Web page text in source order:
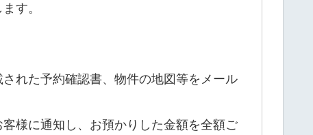
す。
れた予約確認書、物件の地図等をメール
様に通知し、お預かりした金額を全額ご